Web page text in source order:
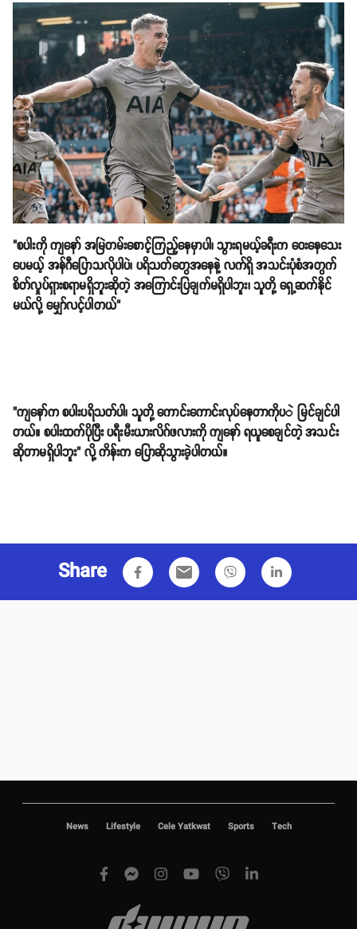
"စပါးကို ကျနော် အမြဲတမ်းစောင့်ကြည့်နေမှာပါ၊ သွားရမယ့်ခရီးက ဝေးနေသေး
ပေမယ့် အန်ဂီပြောသလိုပါပဲ၊ ပရိသတ်တွေအနေနဲ့ လက်ရှိ အသင်းပုံစံအတွက်
စိတ်လှုပ်ရှားစရာမရှိဘူးဆိုတဲ့ အကြောင်းပြချက်မရှိပါဘူး၊ သူတို့ ရှေ့ဆက်နိုင်
မယ်လို့ မျှော်လင့်ပါတယ်"
"ကျနော်က စပါးပရိသတ်ပါ၊ သူတို့ ကောင်းကောင်းလုပ်နေတာကိုပ​ဲ မြင်ချင်ပါ
တယ်။ စပါးထက်ပိုပြီး ပရီးမီးယားလိဂ်ဖလားကို ကျနော် ရယူစေချင်တဲ့ အသင်း
ဆိုတာမရှိပါဘူး" လို့ ကိန်းက ပြောဆိုသွားခဲ့ပါတယ်။
Share email
News Lifestyle Cele Yatkwat Sports Tech